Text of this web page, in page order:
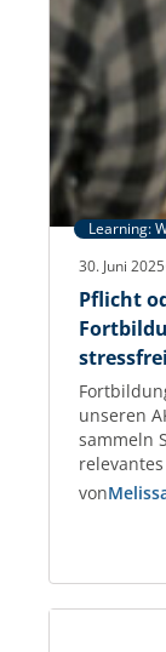
Learning:
30. Juni 2025
Pflicht
unseren
sammeln
und
nicht nur
Ihre
von